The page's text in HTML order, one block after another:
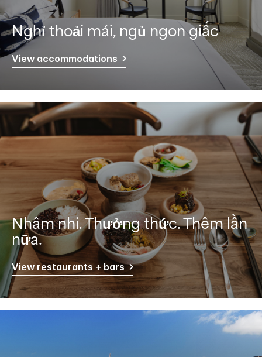
Nghỉ thoải mái, ngủ ngon giấc
View accommodations
Nhâm nhi. Thưởng thức. Thêm lần
nữa.
View restaurants + bars